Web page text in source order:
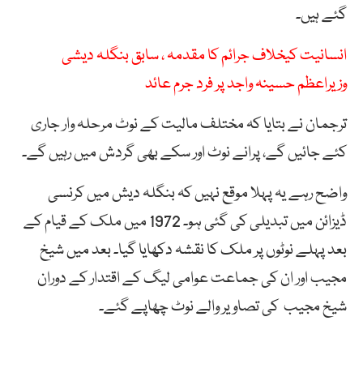
گئے ہیں۔
انسانیت کیخلاف جرائم کا مقدمہ ، سابق بنگلہ دیشی
وزیراعظم حسینہ واجد پر فرد جرم عائد
ترجمان نے بتایا کہ مختلف مالیت کے نوٹ مرحلہ وار جاری
کئے جائیں گے، پرانے نوٹ اور سکے بھی گردش میں رہیں گے۔
واضح رہے یہ پہلا موقع نہیں کہ بنگلہ دیش میں کرنسی
ڈیزائن میں تبدیلی کی گئی ہو۔ 1972 میں ملک کے قیام کے
بعد پہلے نوٹوں پر ملک کا نقشہ دکھایا گیا۔ بعد میں شیخ
مجیب اور ان کی جماعت عوامی لیگ کے اقتدار کے دوران
شیخ مجیب کی تصاویر والے نوٹ چھاپے گئے۔